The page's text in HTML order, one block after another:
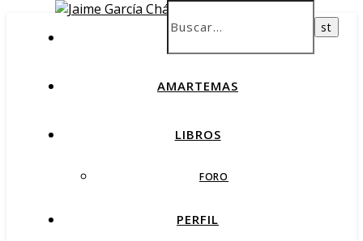
AMARTEMAS
LIBROS
FORO
PERFIL